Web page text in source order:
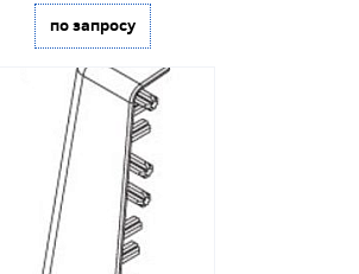
по запросу